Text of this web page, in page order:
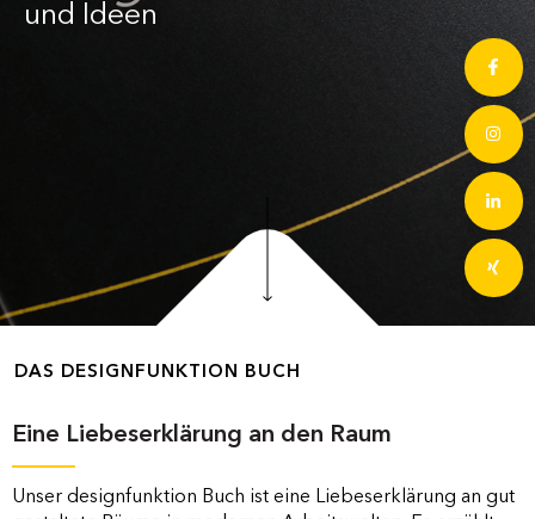
und Ideen
DAS DESIGNFUNKTION BUCH
Eine Liebeserklärung an den Raum
Unser designfunktion Buch ist eine Liebeserklärung an gut